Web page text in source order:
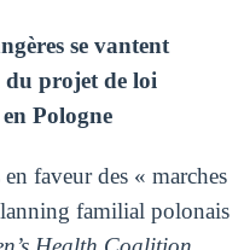
se vantent
du projet de loi
Pologne
faveur des « marches
familial polonais